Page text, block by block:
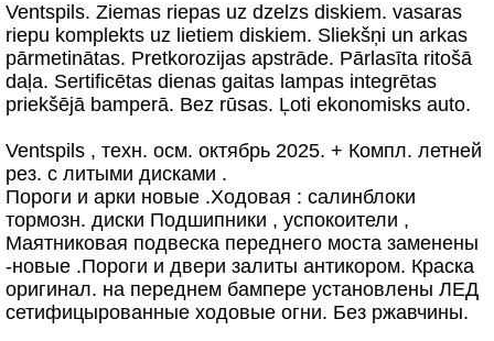
Ventspils. Ziemas riepas uz dzelzs diskiem. vasaras
riepu komplekts uz lietiem diskiem. Sliekšņi un arkas
pārmetinātas. Pretkorozijas apstrāde. Pārlasīta ritošā
daļa. Sertificētas dienas gaitas lampas integrētas
priekšējā bamperā. Bez rūsas. Ļoti ekonomisks auto.
Ventspils , техн. осм. октябрь 2025. + Компл. летней
рез. с литыми дисками .
Пороги и арки новые .Ходовая : салинблоки
тормозн. диски Подшипники , успокоители ,
Маятниковая подвеска переднего моста заменены
-новые .Пороги и двери залиты антикором. Краска
оригинал. на переднем бампере установлены ЛЕД
сетифицырованные ходовые огни. Без ржавчины.